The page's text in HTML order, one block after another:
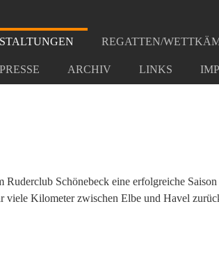
REGATTEN/
PRESSE ARCHIV LINKS
Schönebeck eine erfolgreiche
viele Kilometer zwischen Elbe und Havel